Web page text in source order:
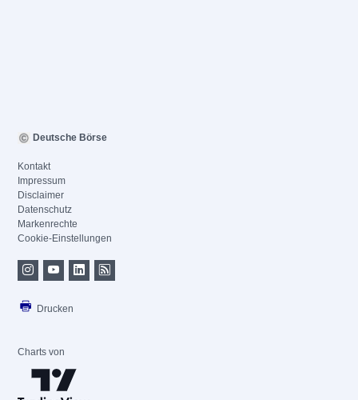
Deutsche Börse
Kontakt
Impressum
Disclaimer
Datenschutz
Markenrechte
Cookie-Einstellungen
Drucken
Charts von